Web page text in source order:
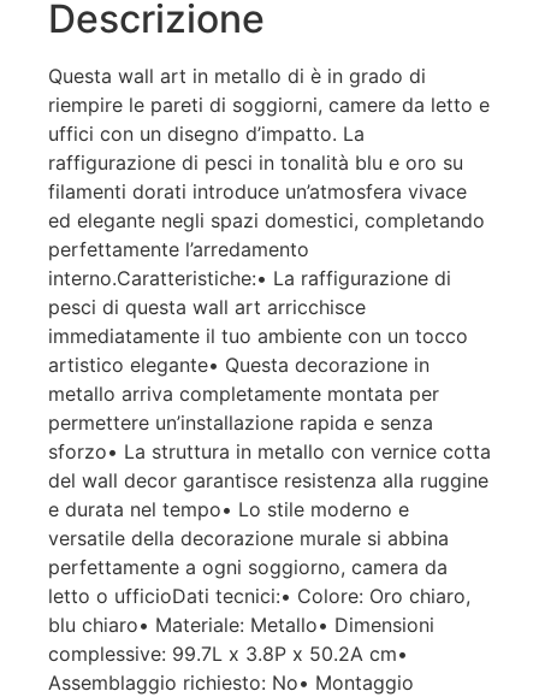
modo in cui viene gestito che fa la differenza.
Purtroppo, la mia esperienza è stata negativa e,
allo stato attuale, non mi sento di consigliare
questo venditore.
Descrizione
Questa wall art in metallo di è in grado di
riempire le pareti di soggiorni, camere da letto e
uffici con un disegno d’impatto. La
raffigurazione di pesci in tonalità blu e oro su
filamenti dorati introduce un’atmosfera vivace
ed elegante negli spazi domestici, completando
perfettamente l’arredamento
interno.Caratteristiche:• La raffigurazione di
pesci di questa wall art arricchisce
immediatamente il tuo ambiente con un tocco
artistico elegante• Questa decorazione in
metallo arriva completamente montata per
permettere un’installazione rapida e senza
sforzo• La struttura in metallo con vernice cotta
del wall decor garantisce resistenza alla ruggine
e durata nel tempo• Lo stile moderno e
versatile della decorazione murale si abbina
perfettamente a ogni soggiorno, camera da
letto o ufficioDati tecnici:• Colore: Oro chiaro,
blu chiaro• Materiale: Metallo• Dimensioni
complessive: 99.7L x 3.8P x 50.2A cm•
Assemblaggio richiesto: No• Montaggio